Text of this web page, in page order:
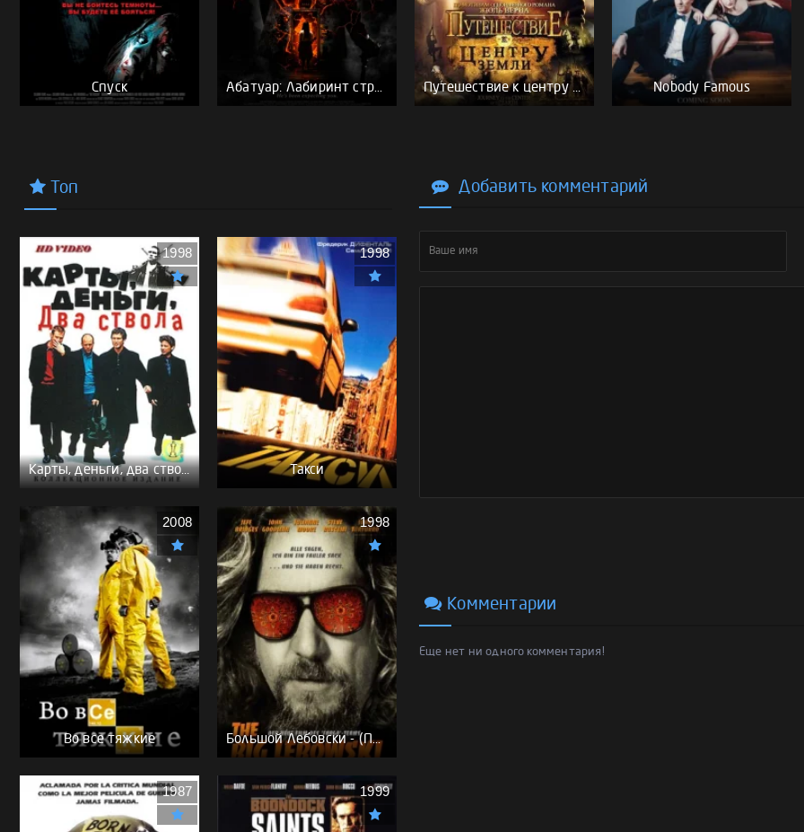
Спуск Абатуар: Лабиринт страха Путешествие к центру Земли Nobody Famous
Топ
Карты, деньги, два ствола - (Перевод Гоблина)
1998
Такси
1998
Во все тяжкие
2008
Большой Лебовски - (Перевод Гоблина)
1998
1987 1999
Добавить комментарий
Комментарии
Еще нет ни одного комментария!